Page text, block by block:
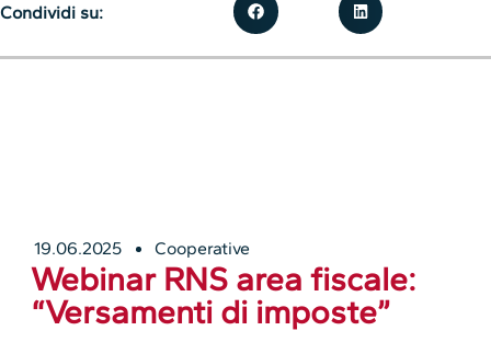
19.06.2025 Cooperative
Webinar RNS area fiscale:
“Versamenti di imposte”
Condividi su: